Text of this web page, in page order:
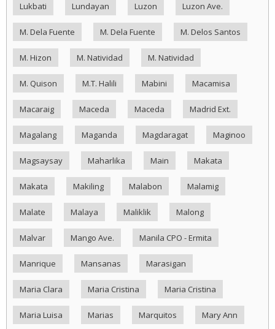
Lukbati Lundayan Luzon Luzon Ave.
M. Dela Fuente M. Dela Fuente M. Delos Santos
M. Hizon M. Natividad M. Natividad
M. Quison M.T. Halili Mabini Macamisa
Macaraig Maceda Maceda Madrid Ext.
Magalang Maganda Magdaragat Maginoo
Magsaysay Maharlika Main Makata
Makata Makiling Malabon Malamig
Malate Malaya Maliklik Malong
Malvar Mango Ave. Manila CPO - Ermita
Manrique Mansanas Marasigan
Maria Clara Maria Cristina Maria Cristina
Maria Luisa Marias Marquitos Mary Ann